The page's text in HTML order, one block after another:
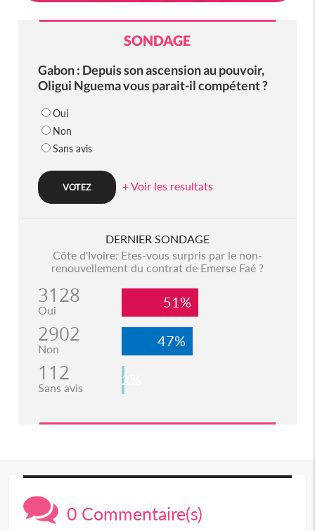
SONDAGE
Gabon : Depuis son ascension au pouvoir,
Oligui Nguema vous parait-il compétent ?
Oui
Non
Sans avis
+ Voir les resultats
DERNIER SONDAGE
Côte d'Ivoire: Etes-vous surpris par le non-
renouvellement du contrat de Emerse Faé ?
3128
Oui 51%
2902
Non 47%
112
Sans avis 2%
0 Commentaire(s)